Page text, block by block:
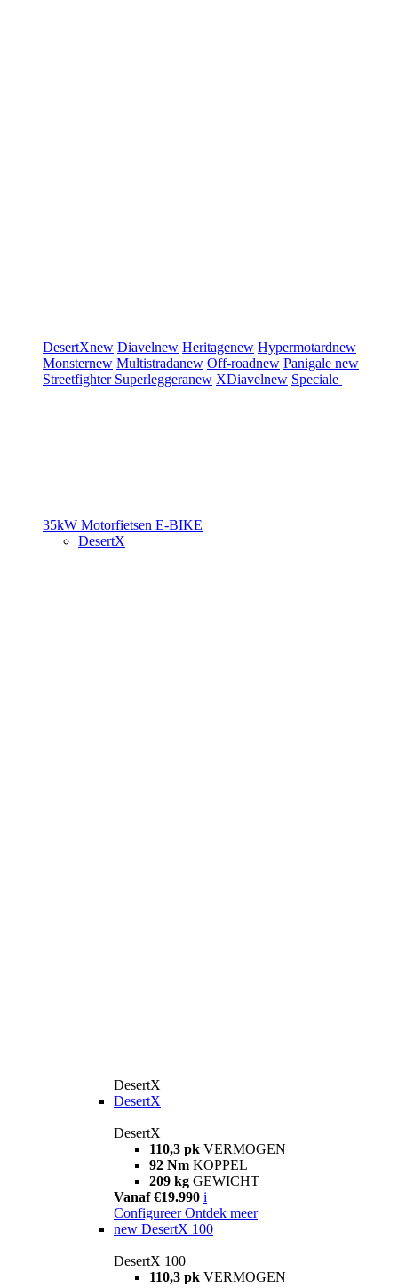
DesertXnew Diavelnew Heritagenew Hypermotardnew
Monsternew Multistradanew Off-roadnew Panigale new
Streetfighter Superleggeranew XDiavelnew Speciale
35kW Motorfietsen E-BIKE
DesertX
DesertX
DesertX
DesertX
110,3 pk VERMOGEN
92 Nm KOPPEL
209 kg GEWICHT
Vanaf €19.990 i
Configureer Ontdek meer
new DesertX 100
DesertX 100
110,3 pk VERMOGEN